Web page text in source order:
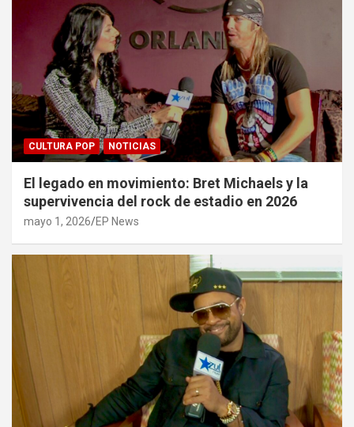
CULTURA POP NOTICIAS
El legado en movimiento: Bret Michaels y la
supervivencia del rock de estadio en 2026
mayo 1, 2026 EP News